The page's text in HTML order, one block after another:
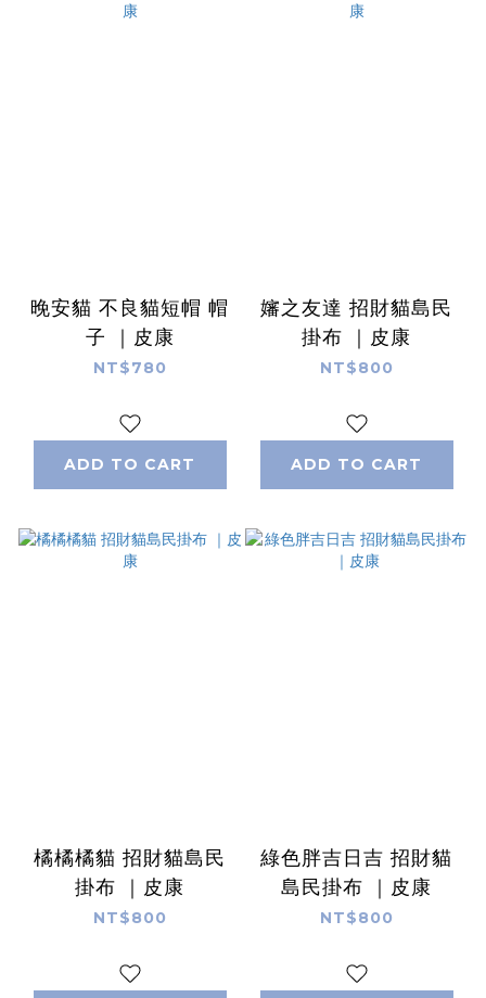
晚安貓 不良貓短帽 帽
子 ｜皮康
NT$780
ADD TO CART
嬸之友達 招財貓島民
掛布 ｜皮康
NT$800
ADD TO CART
橘橘橘貓 招財貓島民
掛布 ｜皮康
NT$800
綠色胖吉日吉 招財貓
島民掛布 ｜皮康
NT$800